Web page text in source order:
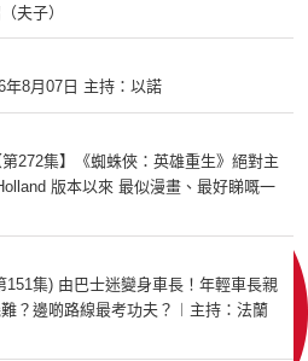
夫子）
年8月07日 主持：以諾
第272集】《蜘蛛俠：英雄重生》絕對主
版本以來 最似漫畫、最好睇嘅一
151集) 由巴士迷變身車長！年輕車長親
？邊啲路線最考功夫？︱主持：法蘭